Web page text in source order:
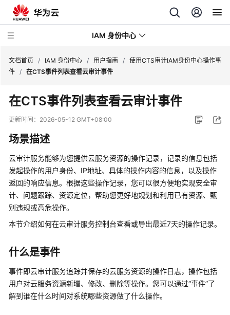
IAM 身份中心
新
动
品
介
绍
快
速
入
户
指
南
文档首页 / IAM 身份中心 / 用户指南 / 使用CTS审计IAM身份中心操作事
件 / 在CTS事件列表查看云审计事件
在CTS事件列表查看云审计事件
更新时间： 2026-05-12 GMT+08:00
场景描述
云审计服务能够为您提供云服务资源的操作记录，记录的信息包括
发起操作的用户身份、IP地址、具体的操作内容的信息，以及操作
返回的响应信息。根据这些操作记录，您可以很方便地实现安全审
计、问题跟踪、资源定位，帮助您更好地规划和利用已有资源、甄
别违规或高危操作。
本节介绍如何在云审计服务控制台查看或导出最近7天的操作记录。
什么是事件
事件即云审计服务追踪并保存的云服务资源的操作日志，操作包括
用户对云服务资源新增、修改、删除等操作。您可以通过“事件”了
解到谁在什么时间对系统哪些资源做了什么操作。